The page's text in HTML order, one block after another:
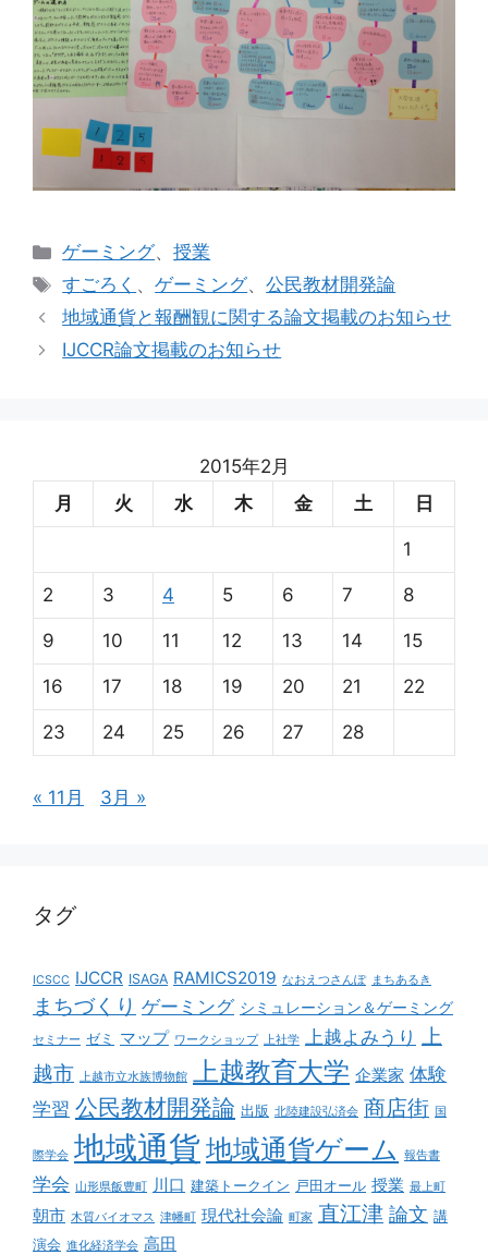
カ
テ
リ
ー
ゲーミング、授業
タ
グ
すごろく 、ゲーミング、公民教材開発論
地域通貨と報酬観に関する論文掲載のお知らせ
IJCCR論文掲載のお知らせ
2015年2月
月
火 水 木 金 土 日
1
2 3 4 5 6 7 8
9 10 11 12 13 14 15
16 17 18 19 20 21 22
23 24 25 26 27 28
« 11月 3月 »
タグ
ICSCC IJCCR ISAGA RAMICS2019 なおえつさんぽ まちあるき
まちづくり ゲーミング シミュレーション＆ゲーミング
セミナー ゼミ マップ ワークショップ 上社学 上越よみうり 上
越市 上越市立水族博物館 上越教育大学 企業家 体験
学習 公民教材開発論 出版 北陸建設弘済会 商店街 国
際学会 地域通貨地域通貨ゲーム 報告書
学会 山形県飯豊町 川口 建築トークイン 戸田オール 授業 最上町
朝市 木質バイオマス 津幡町 現代社会論 町家 直江津 論文 講
演会 進化経済学会 高田